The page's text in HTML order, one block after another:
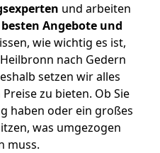
und arbeiten
Angebote und
wie wichtig es ist,
nach Gedern
setzen wir alles
zu bieten. Ob Sie
haben oder ein großes
was umgezogen
muss.